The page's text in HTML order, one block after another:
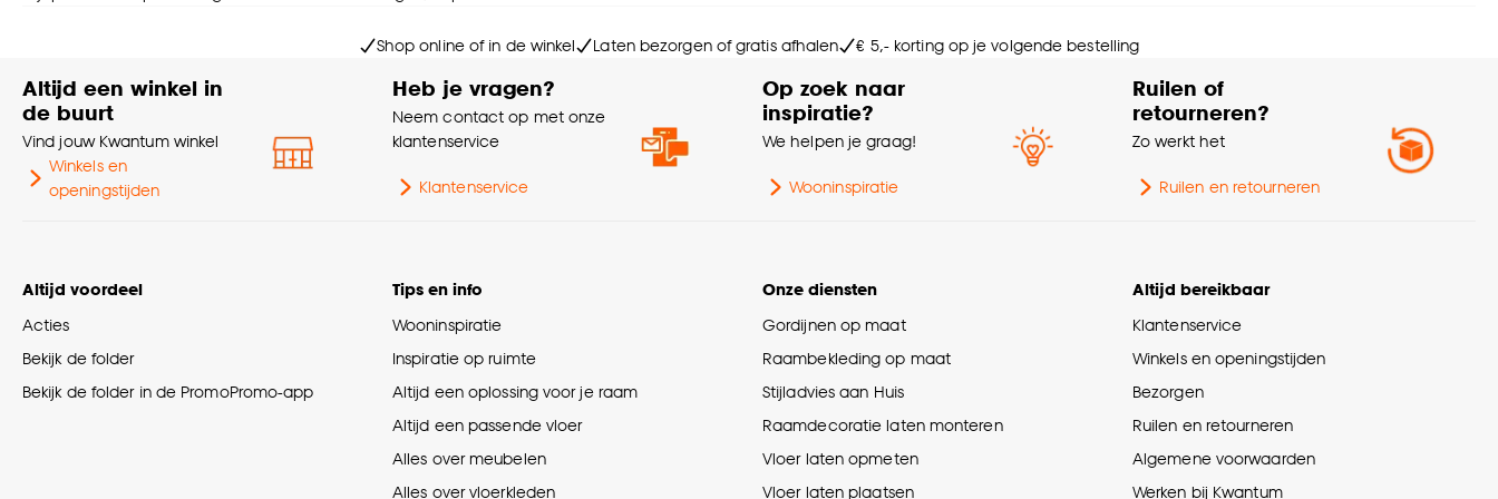
Antraciet
Poolhoogte
Shop online of in de winkel Laten bezorgen of gratis afhalen € 5,- korting op je volgende bestelling
Altijd een winkel in
de buurt
Vind jouw Kwantum winkel
Winkels en
openingstijden
Heb je vragen?
Neem contact op met onze
klantenservice
Klantenservice
Op zoek naar
inspiratie?
We helpen je graag!
Wooninspiratie
Ruilen of
retourneren?
Zo werkt het
Ruilen en retourneren
Altijd voordeel
Acties
Bekijk de folder
Bekijk de folder in de PromoPromo-app
Tips en info
Wooninspiratie
Inspiratie op ruimte
Altijd een oplossing voor je raam
Altijd een passende vloer
Alles over meubelen
Alles over vloerkleden
Onze diensten
Gordijnen op maat
Raambekleding op maat
Stijladvies aan Huis
Raamdecoratie laten monteren
Vloer laten opmeten
Vloer laten plaatsen
Altijd bereikbaar
Klantenservice
Winkels en openingstijden
Bezorgen
Ruilen en retourneren
Algemene voorwaarden
Werken bij Kwantum